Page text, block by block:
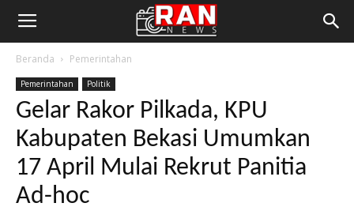
Beranda Pemerintahan
Pemerintahan Politik
Gelar Rakor Pilkada, KPU
Kabupaten Bekasi Umumkan
17 April Mulai Rekrut Panitia
Ad-hoc